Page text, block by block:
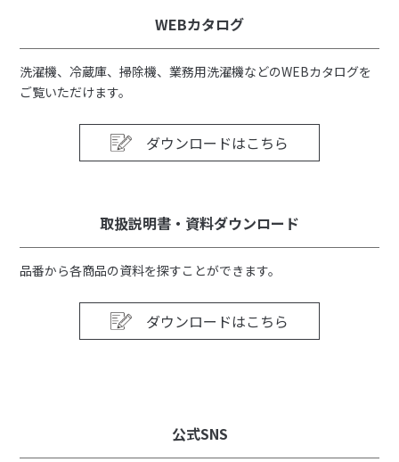
WEBカタログ
洗濯機、冷蔵庫、掃除機、業務用洗濯機などのWEBカタログを
ご覧いただけます。
ダウンロードはこちら
取扱説明書・資料ダウンロード
品番から各商品の資料を探すことができます。
ダウンロードはこちら
公式SNS